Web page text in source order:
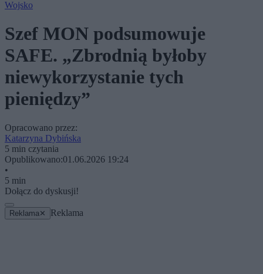
Wojsko
Szef MON podsumowuje
SAFE. „Zbrodnią byłoby
niewykorzystanie tych
pieniędzy”
Opracowano przez:
Katarzyna Dybińska
5 min czytania
Opublikowano:01.06.2026 19:24
•
5 min
Dołącz do dyskusji!
Reklama ✕ Reklama